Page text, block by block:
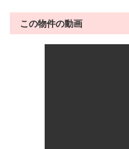
この物件の動画